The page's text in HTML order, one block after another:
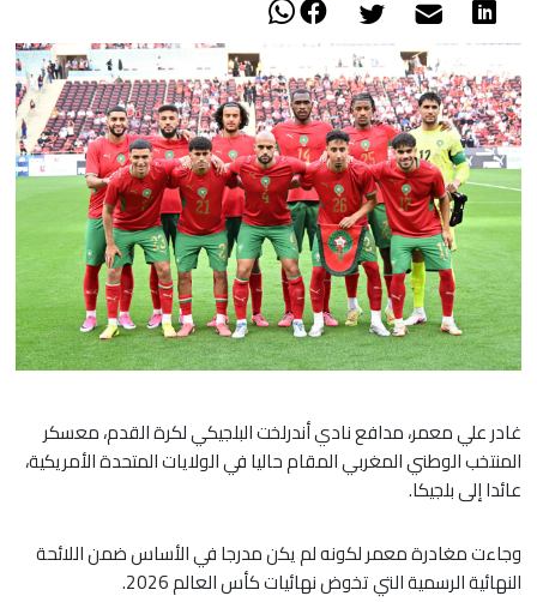
غادر علي معمر، مدافع نادي أندرلخت البلجيكي لكرة القدم، معسكر
المنتخب الوطني المغربي المقام حاليا في الولايات المتحدة الأمريكية،
عائدا إلى بلجيكا.
​وجاءت مغادرة معمر لكونه لم يكن مدرجا في الأساس ضمن اللائحة
النهائية الرسمية التي تخوض نهائيات كأس العالم 2026.